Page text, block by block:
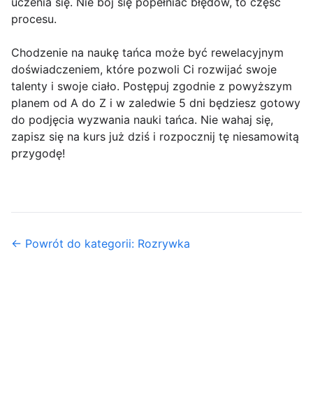
procesu.
Chodzenie na naukę tańca może być rewelacyjnym
doświadczeniem, które pozwoli Ci rozwijać swoje
talenty i swoje ciało. Postępuj zgodnie z powyższym
planem od A do Z i w zaledwie 5 dni będziesz gotowy
do podjęcia wyzwania nauki tańca. Nie wahaj się,
zapisz się na kurs już dziś i rozpocznij tę niesamowitą
przygodę!
← Powrót do kategorii: Rozrywka